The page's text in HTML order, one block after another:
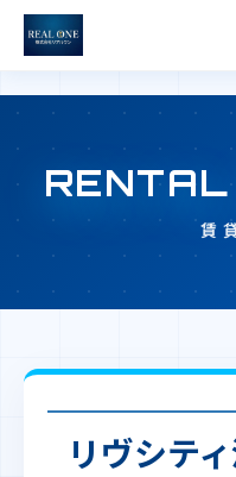
賃
リヴシテ